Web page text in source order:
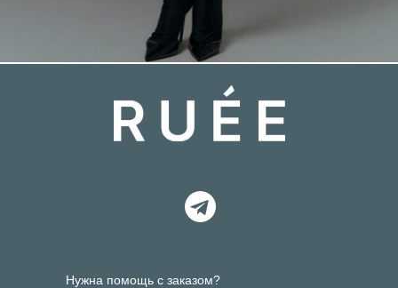
Нужна помощь с заказом?